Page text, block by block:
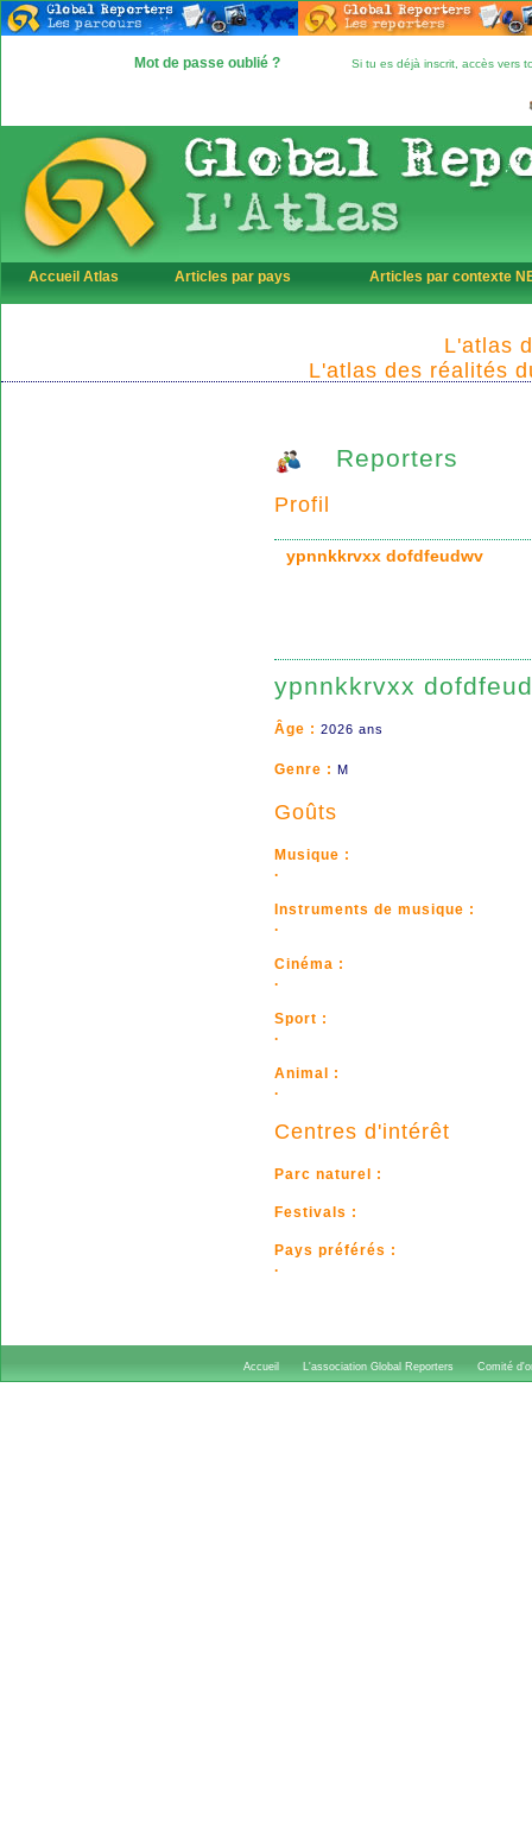
Mot de passe oublié ? Si tu es déjà inscrit, accès vers
Accueil Atlas Articles par pays Articles par contexte
L'atlas
L'atlas des réalités
Reporters
Profil
ypnnkkrvxx dofdfeudwv
ypnnkkrvxx
Âge : 2026 ans
Genre : M
Goûts
Musique :
.
Instruments de musique :
.
Cinéma :
.
Sport :
.
Animal :
.
Centres d'intérêt
Parc naturel :
Festivals :
Pays préférés :
.
Accueil L'association Global Reporters Comité